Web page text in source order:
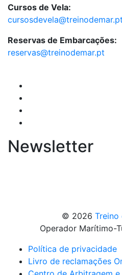
Cursos de Vela:
cursosdevela@treinodemar.pt
Reservas de Embarcações:
reservas@treinodemar.pt
Newsletter
© 2026 Treino
Operador Marítimo-
Política de privacidade
Livro de reclamações